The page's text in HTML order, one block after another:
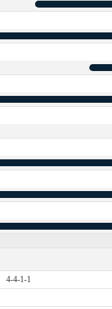
4-4-1-1